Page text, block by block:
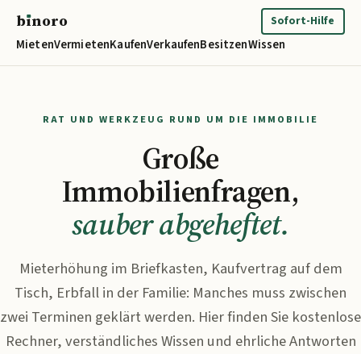
bınoro
MietenVermietenKaufenVerkaufenBesitzenWissen
Sofort-Hilfe
RAT UND WERKZEUG RUND UM DIE IMMOBILIE
Große
Immobilienfragen,
sauber abgeheftet.
Mieterhöhung im Briefkasten, Kaufvertrag auf dem
Tisch, Erbfall in der Familie: Manches muss zwischen
zwei Terminen geklärt werden. Hier finden Sie kostenlose
Rechner, verständliches Wissen und ehrliche Antworten